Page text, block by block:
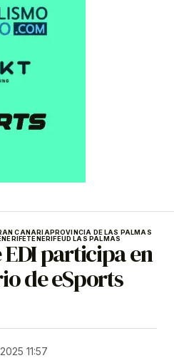
CANARIAPROVINCIA DE LAS PALMAS
TENERIFEUD LAS PALMAS
EDI participa en
de eSports
11:57